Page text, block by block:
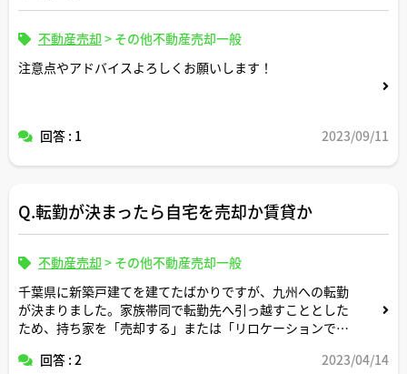
不動産売却 > その他不動産売却一般
注意点やアドバイスよろしくお願いします！
回答 : 1 2023/09/11
Q.転勤が決まったら自宅を売却か賃貸か
不動産売却 > その他不動産売却一般
千葉県に新築戸建てを建てたばかりですが、九州への転勤
が決まりました。家族帯同で転勤先へ引っ越すこととした
ため、持ち家を「売却する」または「リロケーションで貸
ぞれのメリット・デメリットを教えてください。なお、転
回答 : 2 2023/04/14